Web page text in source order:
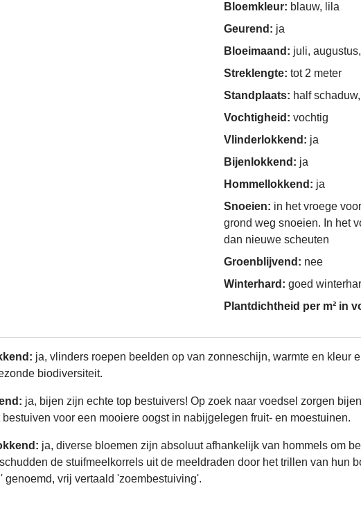
Bloemkleur: blauw, lila
Geurend: ja
Bloeimaand: juli,
Streklengte: tot 2 meter
Standplaats: half
Vochtigheid: vochtig
Vlinderlokkend: ja
Bijenlokkend: ja
Hommellokkend: ja
Snoeien: in het vroege
grond weg snoeien. In het
dan nieuwe scheuten
Groenblijvend: nee
Winterhard: goed
Plantdichtheid per m² in
ja, vlinders roepen beelden op van zonneschijn, warmte en kleur
biodiversiteit.
ja, bijen zijn echte top bestuivers! Op zoek naar voedsel zorgen
voor een mooiere oogst in nabijgelegen fruit- en moestuinen.
ja, diverse bloemen zijn absoluut afhankelijk van hommels om
de stuifmeelkorrels uit de meeldraden door het trillen van hun
genoemd, vrij vertaald 'zoembestuiving'.